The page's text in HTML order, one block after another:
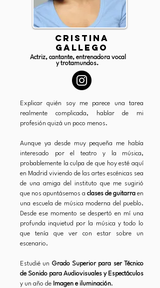
CRISTINA
GALLEGO
Actriz, cantante, entrenadora vocal
y trotamundos.
Explicar quién soy me parece una tarea
realmente complicada, hablar de mi
profesión quizá un poco menos.
Aunque ya desde muy pequeña me había
interesado por el teatro y la música,
probablemente la culpa de que hoy esté aquí
en Madrid viviendo de las artes escénicas sea
de una amiga del instituto que me sugirió
que nos apuntásemos a clases de guitarra en
una escuela de música moderna del pueblo.
Desde ese momento se despertó en mí una
profunda inquietud por la música y todo lo
que tenía que ver con estar sobre un
escenario.
Estudié un Grado Superior para ser Técnico
de Sonido para Audiovisuales y Espectáculos
y un año de Imagen e iluminación.